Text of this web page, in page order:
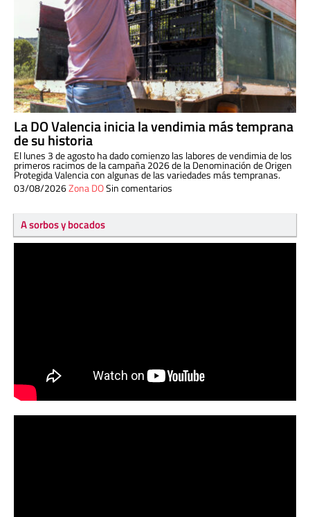
La DO Valencia inicia la vendimia más temprana
de su historia
El lunes 3 de agosto ha dado comienzo las labores de vendimia de los
primeros racimos de la campaña 2026 de la Denominación de Origen
Protegida Valencia con algunas de las variedades más tempranas.
03/08/2026Zona DOSin comentarios
A sorbos y bocados